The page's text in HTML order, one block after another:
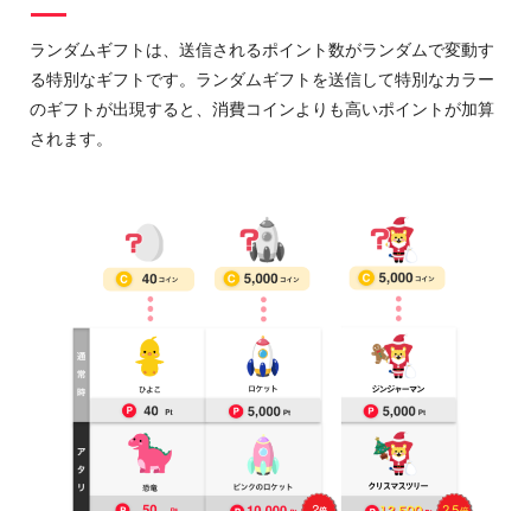
ランダムギフトは、送信されるポイント数がランダムで変動す
る特別なギフトです。ランダムギフトを送信して特別なカラー
のギフトが出現すると、消費コインよりも高いポイントが加算
されます。